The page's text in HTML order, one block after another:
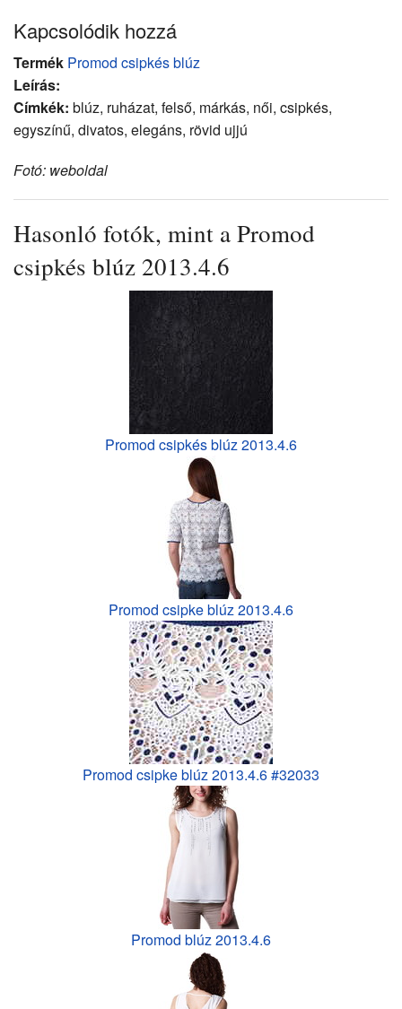
Kapcsolódik hozzá
Termék Promod csipkés blúz
Leírás:
Címkék: blúz, ruházat, felső, márkás, női, csipkés,
egyszínű, divatos, elegáns, rövid ujjú
Fotó: weboldal
Hasonló fotók, mint a Promod
csipkés blúz 2013.4.6
Promod csipkés blúz 2013.4.6
Promod csipke blúz 2013.4.6
Promod csipke blúz 2013.4.6 #32033
Promod blúz 2013.4.6